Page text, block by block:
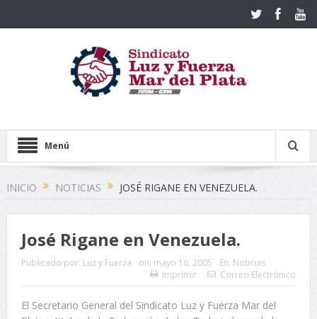
Menú
INICIO NOTICIAS JOSÉ RIGANE EN VENEZUELA.
José Rigane en Venezuela.
Publicado por: Luz y Fuerza on: mayo 16, 2005 En: Noticias
Imprimir
Correo Electrónico
El Secretario General del Sindicato Luz y Fuerza Mar del